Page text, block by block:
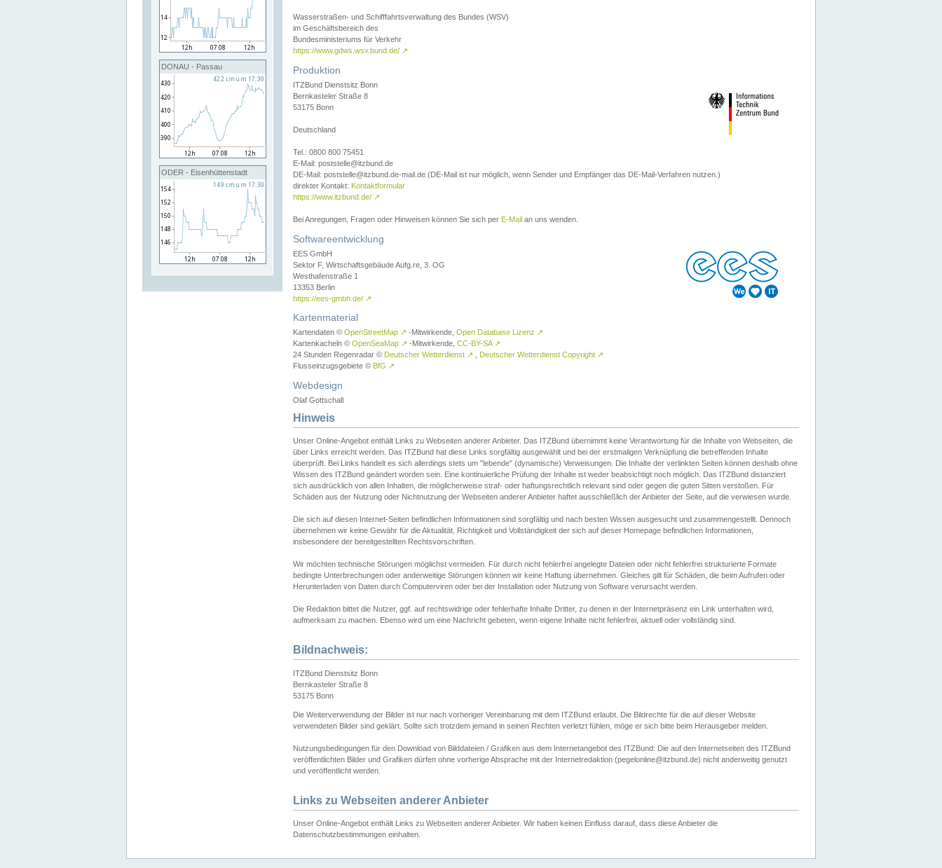
DONAU - Passau
ODER - Eisenhüttenstadt
Wasserstraßen- und Schifffahrtsverwaltung des Bundes (WSV)
im Geschäftsbereich des
Bundesministeriums für Verkehr
https://www.gdws.wsv.bund.de/ ↗
Produktion
ITZBund Dienstsitz Bonn
Bernkasteler Straße 8
53175 Bonn
Deutschland
Tel.: 0800 800 75451
E-Mail: poststelle@itzbund.de
DE-Mail: poststelle@itzbund.de-mail.de (DE-Mail ist nur möglich, wenn Sender und Empfänger das DE-Mail-Verfahren nutzen.)
direkter Kontakt: Kontaktformular
https://www.itzbund.de/ ↗
Bei Anregungen, Fragen oder Hinweisen können Sie sich per E-Mail an uns wenden.
Softwareentwicklung
EES GmbH
Sektor F, Wirtschaftsgebäude Aufg.re, 3. OG
Westhafenstraße 1
13353 Berlin
https://ees-gmbh.de/ ↗
Kartenmaterial
Kartendaten © OpenStreetMap ↗ -Mitwirkende, Open Database Lizenz ↗
Kartenkacheln © OpenSeaMap ↗ -Mitwirkende, CC-BY-SA ↗
24 Stunden Regenradar © Deutscher Wetterdienst ↗ Deutscher Wetterdienst Copyright ↗
Flusseinzugsgebiete © BfG ↗
Webdesign
Olaf Gottschall
Hinweis
Unser Online-Angebot enthält Links zu Webseiten anderer Anbieter. Das ITZBund übernimmt keine Verantwortung für die Inhalte von Webseiten, die
über Links erreicht werden. Das ITZBund hat diese Links sorgfältig ausgewählt und bei der erstmaligen Verknüpfung die betreffenden Inhalte
überprüft. Bei Links handelt es sich allerdings stets um "lebende" (dynamische) Verweisungen. Die Inhalte der verlinkten Seiten können deshalb ohne
Wissen des ITZBund geändert worden sein. Eine kontinuierliche Prüfung der Inhalte ist weder beabsichtigt noch möglich. Das ITZBund distanziert
sich ausdrücklich von allen Inhalten, die möglicherweise straf- oder haftungsrechtlich relevant sind oder gegen die guten Sitten verstoßen. Für
Schäden aus der Nutzung oder Nichtnutzung der Webseiten anderer Anbieter haftet ausschließlich der Anbieter der Seite, auf die verwiesen wurde.
Die sich auf diesen Internet-Seiten befindlichen Informationen sind sorgfältig und nach besten Wissen ausgesucht und zusammengestellt. Dennoch
übernehmen wir keine Gewähr für die Aktualität, Richtigkeit und Vollständigkeit der sich auf dieser Homepage befindlichen Informationen,
insbesondere der bereitgestellten Rechtsvorschriften.
Wir möchten technische Störungen möglichst vermeiden. Für durch nicht fehlerfrei angelegte Dateien oder nicht fehlerfrei strukturierte Formate
bedingte Unterbrechungen oder anderweitige Störungen können wir keine Haftung übernehmen. Gleiches gilt für Schäden, die beim Aufrufen oder
Herunterladen von Daten durch Computerviren oder bei der Installation oder Nutzung von Software verursacht werden.
Die Redaktion bittet die Nutzer, ggf. auf rechtswidrige oder fehlerhafte Inhalte Dritter, zu denen in der Internetpräsenz ein Link unterhalten wird,
aufmerksam zu machen. Ebenso wird um eine Nachricht gebeten, wenn eigene Inhalte nicht fehlerfrei, aktuell oder vollständig sind.
Bildnachweis:
ITZBund Dienstsitz Bonn
Bernkasteler Straße 8
53175 Bonn
Die Weiterverwendung der Bilder ist nur nach vorheriger Vereinbarung mit dem ITZBund erlaubt. Die Bildrechte für die auf dieser Website
verwendeten Bilder sind geklärt. Sollte sich trotzdem jemand in seinen Rechten verletzt fühlen, möge er sich bitte beim Herausgeber melden.
Nutzungsbedingungen für den Download von Bilddateien / Grafiken aus dem Internetangebot des ITZBund: Die auf den Internetseiten des ITZBund
veröffentlichten Bilder und Grafiken dürfen ohne vorherige Absprache mit der Internetredaktion (pegelonline@itzbund.de) nicht anderweitig genutzt
und veröffentlicht werden.
Links zu Webseiten anderer Anbieter
Unser Online-Angebot enthält Links zu Webseiten anderer Anbieter. Wir haben keinen Einfluss darauf, dass diese Anbieter die
Datenschutzbestimmungen einhalten.